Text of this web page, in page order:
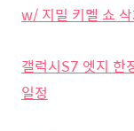
w/ 지밀 키멜 쇼
갤럭시S7 엣지 한
일정